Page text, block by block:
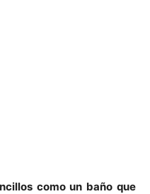
como un baño que